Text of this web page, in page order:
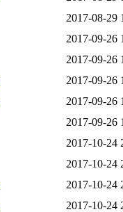
2017-08-29
2017-09-26
2017-09-26
2017-09-26
2017-09-26
2017-09-26
2017-10-24
2017-10-24
2017-10-24
2017-10-24